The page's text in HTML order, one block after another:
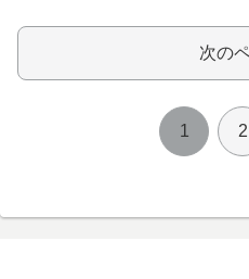
次の
1 2